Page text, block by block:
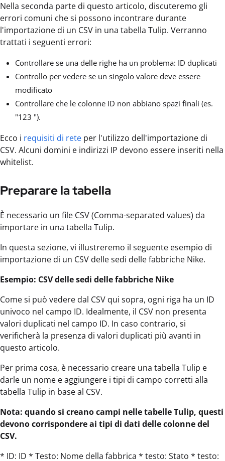
Nella seconda parte di questo articolo, discuteremo gli
errori comuni che si possono incontrare durante
l'importazione di un CSV in una tabella Tulip. Verranno
trattati i seguenti errori:
Controllare se una delle righe ha un problema: ID duplicati
Controllo per vedere se un singolo valore deve essere
modificato
Controllare che le colonne ID non abbiano spazi finali (es.
"123 ").
Ecco i requisiti di rete per l'utilizzo dell'importazione di
CSV. Alcuni domini e indirizzi IP devono essere inseriti nella
whitelist.
Preparare la tabella
È necessario un file CSV (Comma-separated values) da
importare in una tabella Tulip.
In questa sezione, vi illustreremo il seguente esempio di
importazione di un CSV delle sedi delle fabbriche Nike.
Esempio: CSV delle sedi delle fabbriche Nike
Come si può vedere dal CSV qui sopra, ogni riga ha un ID
univoco nel campo ID. Idealmente, il CSV non presenta
valori duplicati nel campo ID. In caso contrario, si
verificherà la presenza di valori duplicati più avanti in
questo articolo.
Per prima cosa, è necessario creare una tabella Tulip e
darle un nome e aggiungere i tipi di campo corretti alla
tabella Tulip in base al CSV.
Nota: quando si creano campi nelle tabelle Tulip, questi
devono corrispondere ai tipi di dati delle colonne del
CSV.
* ID: ID * Testo: Nome della fabbrica * testo: Stato * testo: